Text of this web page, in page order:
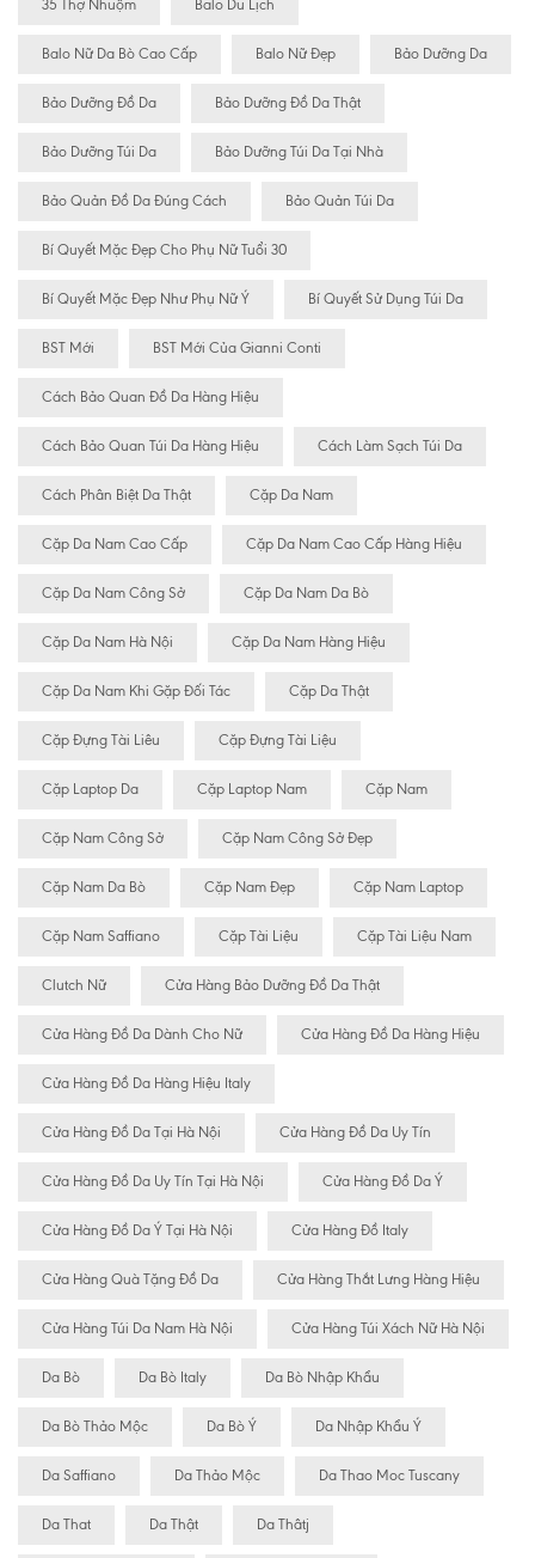
35 Thợ Nhuộm Balo Du Lịch
Balo Nữ Da Bò Cao Cấp Balo Nữ Đẹp Bảo Dưỡng Da
Bảo Dưỡng Đồ Da Bảo Dưỡng Đồ Da Thật
Bảo Dưỡng Túi Da Bảo Dưỡng Túi Da Tại Nhà
Bảo Quản Đồ Da Đúng Cách Bảo Quản Túi Da
Bí Quyết Mặc Đẹp Cho Phụ Nữ Tuổi 30
Bí Quyết Mặc Đẹp Như Phụ Nữ Ý Bí Quyết Sử Dụng Túi Da
BST Mới BST Mới Của Gianni Conti
Cách Bảo Quan Đồ Da Hàng Hiệu
Cách Bảo Quan Túi Da Hàng Hiệu Cách Làm Sạch Túi Da
Cách Phân Biệt Da Thật Cặp Da Nam
Cặp Da Nam Cao Cấp Cặp Da Nam Cao Cấp Hàng Hiệu
Cặp Da Nam Công Sở Cặp Da Nam Da Bò
Cặp Da Nam Hà Nội Cặp Da Nam Hàng Hiệu
Cặp Da Nam Khi Gặp Đối Tác Cặp Da Thật
Cặp Đựng Tài Liêu Cặp Đựng Tài Liệu
Cặp Laptop Da Cặp Laptop Nam Cặp Nam
Cặp Nam Công Sở Cặp Nam Công Sở Đẹp
Cặp Nam Da Bò Cặp Nam Đẹp Cặp Nam Laptop
Cặp Nam Saffiano Cặp Tài Liệu Cặp Tài Liệu Nam
Clutch Nữ Cửa Hàng Bảo Dưỡng Đồ Da Thật
Cửa Hàng Đồ Da Dành Cho Nữ Cửa Hàng Đồ Da Hàng Hiệu
Cửa Hàng Đồ Da Hàng Hiệu Italy
Cửa Hàng Đồ Da Tại Hà Nội Cửa Hàng Đồ Da Uy Tín
Cửa Hàng Đồ Da Uy Tín Tại Hà Nội Cửa Hàng Đồ Da Ý
Cửa Hàng Đồ Da Ý Tại Hà Nội Cửa Hàng Đồ Italy
Cửa Hàng Quà Tặng Đồ Da Cửa Hàng Thắt Lưng Hàng Hiệu
Cửa Hàng Túi Da Nam Hà Nội Cửa Hàng Túi Xách Nữ Hà Nội
Da Bò Da Bò Italy Da Bò Nhập Khẩu
Da Bò Thảo Mộc Da Bò Ý Da Nhập Khẩu Ý
Da Saffiano Da Thảo Mộc Da Thao Moc Tuscany
Da That Da Thật Da Thâtj